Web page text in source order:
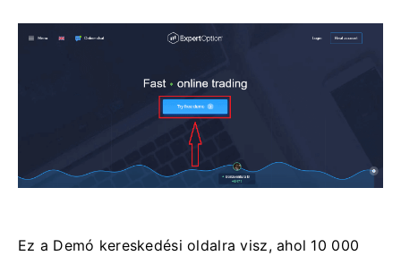
Ez a Demó kereskedési oldalra visz, ahol 10 000